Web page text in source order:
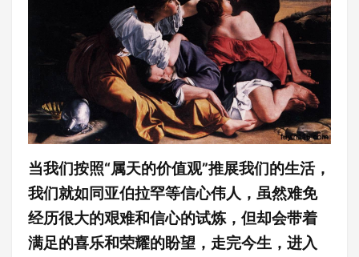
当我们按照“属天的价值观”推展我们的生活，
我们就如同亚伯拉罕等信心伟人，虽然难免
经历很大的艰难和信心的试炼，但却会带着
满足的喜乐和荣耀的盼望，走完今生，进入